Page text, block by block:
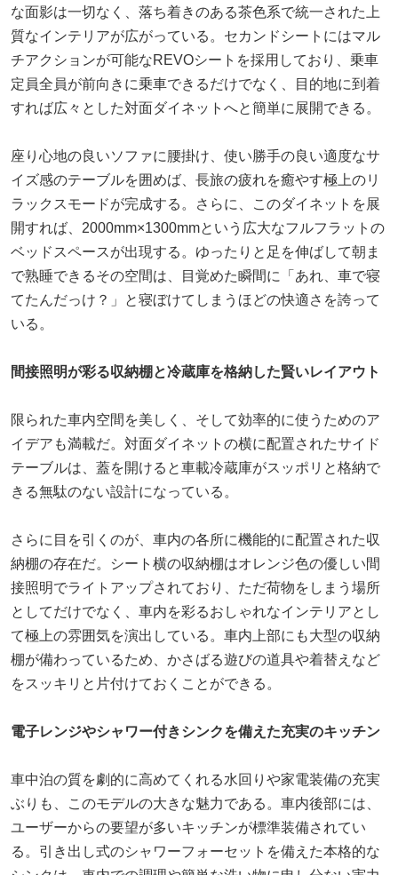
な面影は一切なく、落ち着きのある茶色系で統一された上
質なインテリアが広がっている。セカンドシートにはマル
チアクションが可能なREVOシートを採用しており、乗車
定員全員が前向きに乗車できるだけでなく、目的地に到着
すれば広々とした対面ダイネットへと簡単に展開できる。
座り心地の良いソファに腰掛け、使い勝手の良い適度なサ
イズ感のテーブルを囲めば、長旅の疲れを癒やす極上のリ
ラックスモードが完成する。さらに、このダイネットを展
開すれば、2000mm×1300mmという広大なフルフラットの
ベッドスペースが出現する。ゆったりと足を伸ばして朝ま
で熟睡できるその空間は、目覚めた瞬間に「あれ、車で寝
てたんだっけ？」と寝ぼけてしまうほどの快適さを誇って
いる。
間接照明が彩る収納棚と冷蔵庫を格納した賢いレイアウト
限られた車内空間を美しく、そして効率的に使うためのア
イデアも満載だ。対面ダイネットの横に配置されたサイド
テーブルは、蓋を開けると車載冷蔵庫がスッポリと格納で
きる無駄のない設計になっている。
さらに目を引くのが、車内の各所に機能的に配置された収
納棚の存在だ。シート横の収納棚はオレンジ色の優しい間
接照明でライトアップされており、ただ荷物をしまう場所
としてだけでなく、車内を彩るおしゃれなインテリアとし
て極上の雰囲気を演出している。車内上部にも大型の収納
棚が備わっているため、かさばる遊びの道具や着替えなど
をスッキリと片付けておくことができる。
電子レンジやシャワー付きシンクを備えた充実のキッチン
車中泊の質を劇的に高めてくれる水回りや家電装備の充実
ぶりも、このモデルの大きな魅力である。車内後部には、
ユーザーからの要望が多いキッチンが標準装備されてい
る。引き出し式のシャワーフォーセットを備えた本格的な